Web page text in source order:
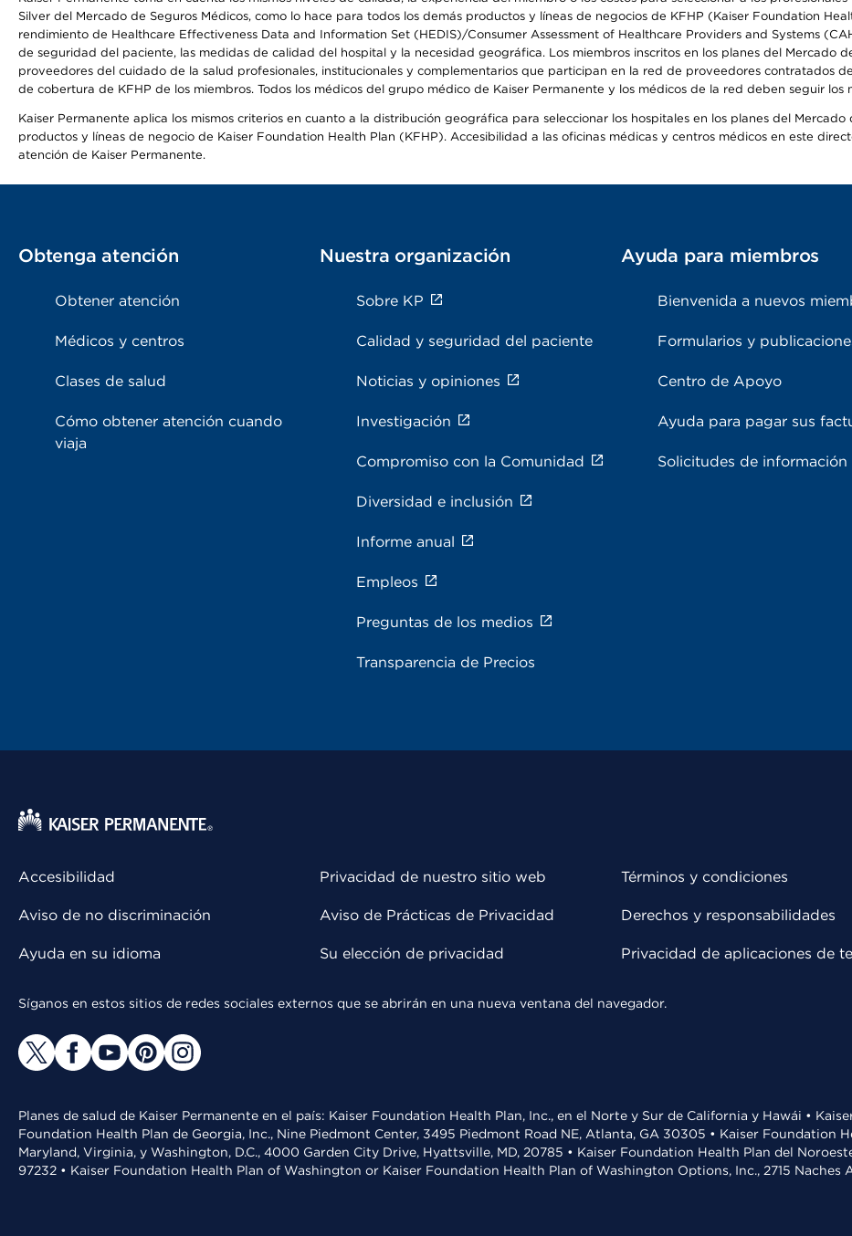
Silver del Mercado de Seguros Médicos, como lo hace para todos los demás productos y líneas de negocios de KFHP (Kaiser Foundation
rendimiento de Healthcare Effectiveness Data and Information Set (HEDIS)/Consumer Assessment of Healthcare Providers and Systems
de seguridad del paciente, las medidas de calidad del hospital y la necesidad geográfica. Los miembros inscritos en los planes del Mercado
proveedores del cuidado de la salud profesionales, institucionales y complementarios que participan en la red de proveedores contratados
de cobertura de KFHP de los miembros. Todos los médicos del grupo médico de Kaiser Permanente y los médicos de la red deben seguir
Kaiser Permanente aplica los mismos criterios en cuanto a la distribución geográfica para seleccionar los hospitales en los planes del
productos y líneas de negocio de Kaiser Foundation Health Plan (KFHP). Accesibilidad a las oficinas médicas y centros médicos en este
atención de Kaiser Permanente.
Obtenga atención
Obtener atención
Médicos y centros
Clases de salud
Cómo obtener atención cuando
viaja
Nuestra organización
Sobre KP
Calidad y seguridad del paciente
Noticias y opiniones
Investigación
Compromiso con la Comunidad
Diversidad e inclusión
Informe anual
Empleos
Preguntas de los medios
Transparencia de Precios
Ayuda para miembros
Bienvenida a nuevos
Formularios y
Centro de Apoyo
Ayuda para pagar sus
Solicitudes de información
Accesibilidad
Aviso de no discriminación
Ayuda en su idioma
Privacidad de nuestro sitio web
Aviso de Prácticas de Privacidad
Su elección de privacidad
Términos y condiciones
Derechos y responsabilidades
Privacidad de aplicaciones de
Síganos en estos sitios de redes sociales externos que se abrirán en una nueva ventana del navegador.
Planes de salud de Kaiser Permanente en el país: Kaiser Foundation Health Plan, Inc., en el Norte y Sur de California y Hawái •
Foundation Health Plan de Georgia, Inc., Nine Piedmont Center, 3495 Piedmont Road NE, Atlanta, GA 30305 • Kaiser Foundation
Maryland, Virginia, y Washington, D.C., 4000 Garden City Drive, Hyattsville, MD, 20785 • Kaiser Foundation Health Plan del
97232 • Kaiser Foundation Health Plan of Washington or Kaiser Foundation Health Plan of Washington Options, Inc., 2715 Naches